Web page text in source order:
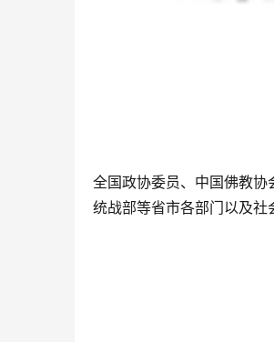
全国政协委员、中国佛教
统战部等省市各部门以及社